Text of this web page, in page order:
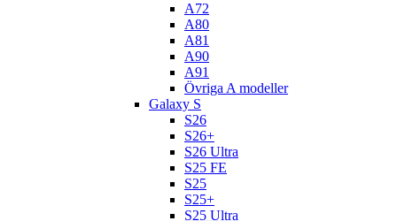
A72
A80
A81
A90
A91
Övriga A modeller
Galaxy S
S26
S26+
S26 Ultra
S25 FE
S25
S25+
S25 Ultra